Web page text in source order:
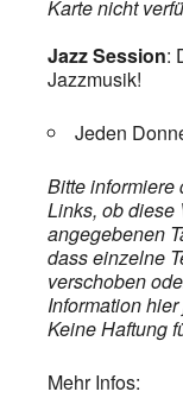
Karte nicht
Jazz Session:
Jazzmusik!
Jeden
Bitte informiere
Links, ob diese
angegebenen
dass einzelne
verschoben
Information
Keine Haftung
Mehr Infos: